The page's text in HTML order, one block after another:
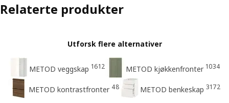
Relaterte produkter
Utforsk flere alternativer
METOD veggskap 1612 METOD kjøkkenfronter 1034
METOD kontrastfronter 48 METOD benkeskap 3172